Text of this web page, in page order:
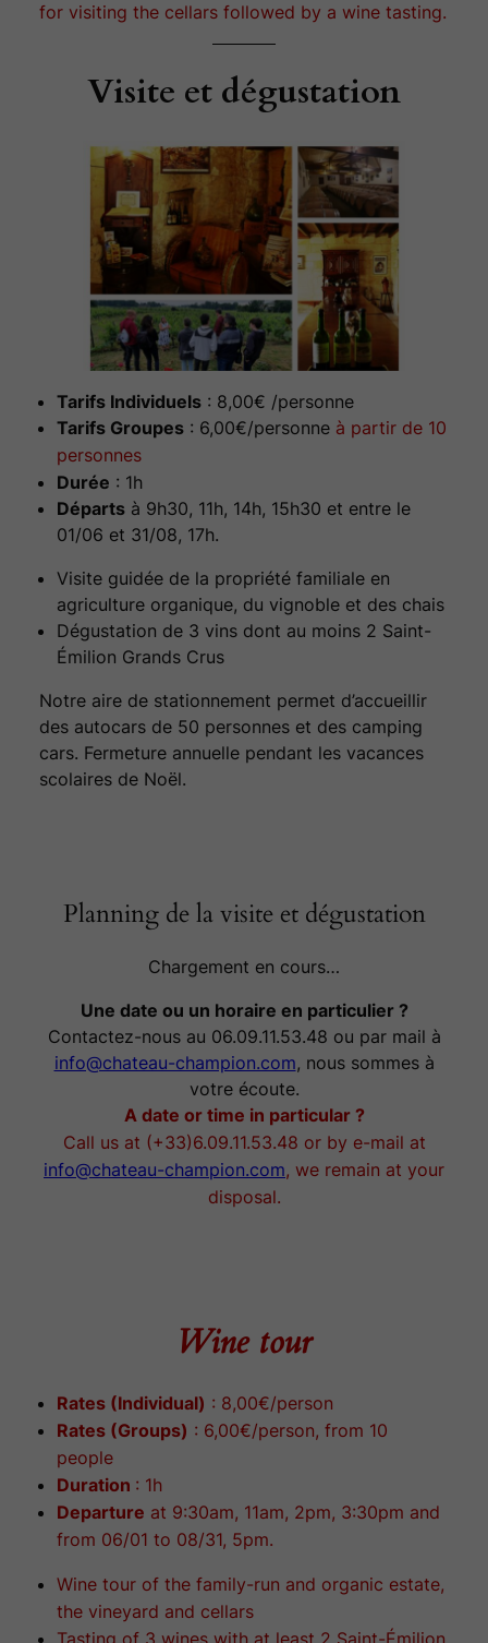
for visiting the cellars followed by a wine tasting.
Visite et dégustation
Tarifs Individuels: 8,00€ /personne
Tarifs Groupes: 6,00€/personne à partir de 10
personnes
Durée : 1h
Départsà 9h30, 11h, 14h, 15h30 et entre le
01/06 et 31/08, 17h.
Visite guidée de la propriété familiale en
agriculture organique, du vignoble et des chais
Dégustation de 3 vins dont au moins 2 Saint-
Émilion Grands Crus
Notre aire de stationnement permet d’accueillir
des autocars de 50 personnes et des camping
cars. Fermeture annuelle pendant les vacances
scolaires de Noël.
Planning de la visite et dégustation
Chargement en cours…
Une date ou un horaire en particulier ?
Contactez-nous au 06.09.11.53.48 ou par mail à
info@chateau-champion.com, nous sommes à
votre écoute.
A date or time in particular ?
Call us at (+33)6.09.11.53.48 or by e-mail at
info@chateau-champion.com, we remain at your
disposal.
Wine tour
Rates (Individual) : 8,00€/person
Rates (Groups) : 6,00€/person, from 10
people
Duration : 1h
Departure at 9:30am, 11am, 2pm, 3:30pm and
from 06/01 to 08/31, 5pm.
Wine tour of the family-run and organic estate,
the vineyard and cellars